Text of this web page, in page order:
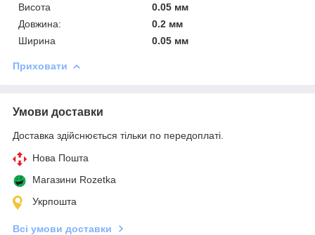
Висота
0.05 мм
Довжина:
0.2 мм
Ширина
0.05 мм
Приховати
Умови доставки
Доставка здійснюється тільки по передоплаті.
Нова Пошта
Магазини Rozetka
Укрпошта
Всі умови доставки